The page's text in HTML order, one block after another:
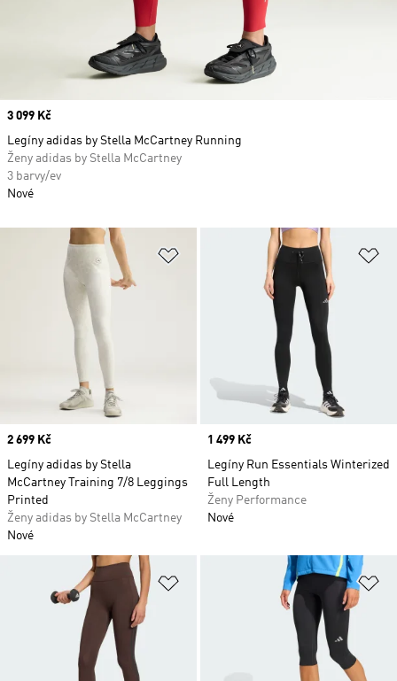
Přidat do seznamu přání
Price
2 699 Kč
Legíny adidas by Stella
McCartney Training 7/8 Leggings
Printed
Ženy adidas by Stella McCartney
Nové
Price
1 499 Kč
Legíny Run Essentials Winterized
Full Length
Ženy Performance
Nové
Přidat do seznamu přání
Price
3 099 Kč
Legíny adidas by Stella McCartney Running
Ženy adidas by Stella McCartney
3 barvy/ev
Nové